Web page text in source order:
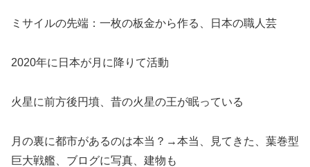
ミサイルの先端：一枚の板金から作る、日本の職人芸
2020年に日本が月に降りて活動
火星に前方後円墳、昔の火星の王が眠っている
月の裏に都市があるのは本当？→本当、見てきた、葉巻型
巨大戦艦、ブログに写真、建物も